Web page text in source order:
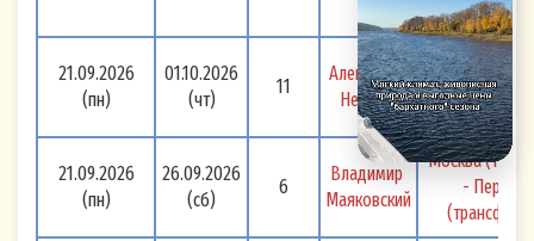
21.09.2026
(пн)
01.10.2026
(чт)
11
Александр
Невский
21.09.2026
(пн)
26.09.2026
(сб)
6
Владимир
Маяковский
Москва
- Пермь -